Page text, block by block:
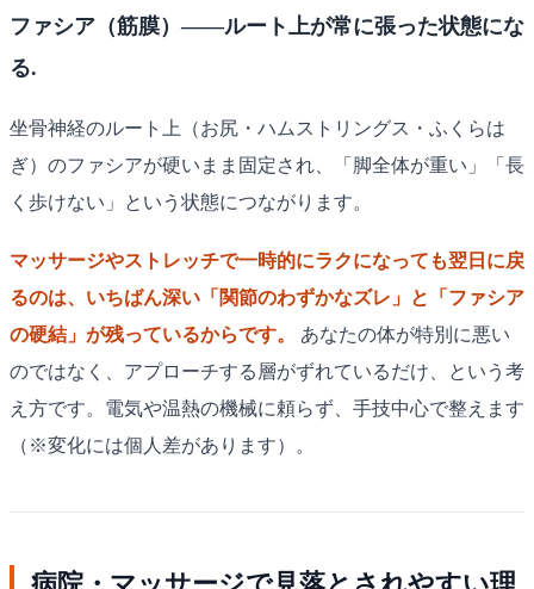
ファシア（筋膜）——ルート上が常に張った状態にな
る.
坐骨神経のルート上（お尻・ハムストリングス・ふくらは
ぎ）のファシアが硬いまま固定され、「脚全体が重い」「長
く歩けない」という状態につながります。
マッサージやストレッチで一時的にラクになっても翌日に戻
るのは、いちばん深い「関節のわずかなズレ」と「ファシア
の硬結」が残っているからです。
あなたの体が特別に悪い
のではなく、アプローチする層がずれているだけ、という考
え方です。電気や温熱の機械に頼らず、手技中心で整えます
（※変化には個人差があります）。